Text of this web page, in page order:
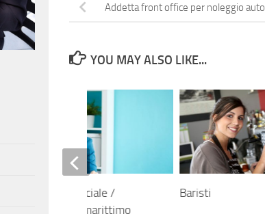
Addetta front office per noleggio auto
YOU MAY ALSO LIKE...
Baristi
Impiegata commerciale /
operativo settore marittimo